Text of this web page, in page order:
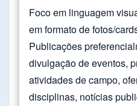
Foco em linguagem
em formato de fotos/
Publicações
divulgação de eventos,
atividades de campo,
disciplinas, notícias